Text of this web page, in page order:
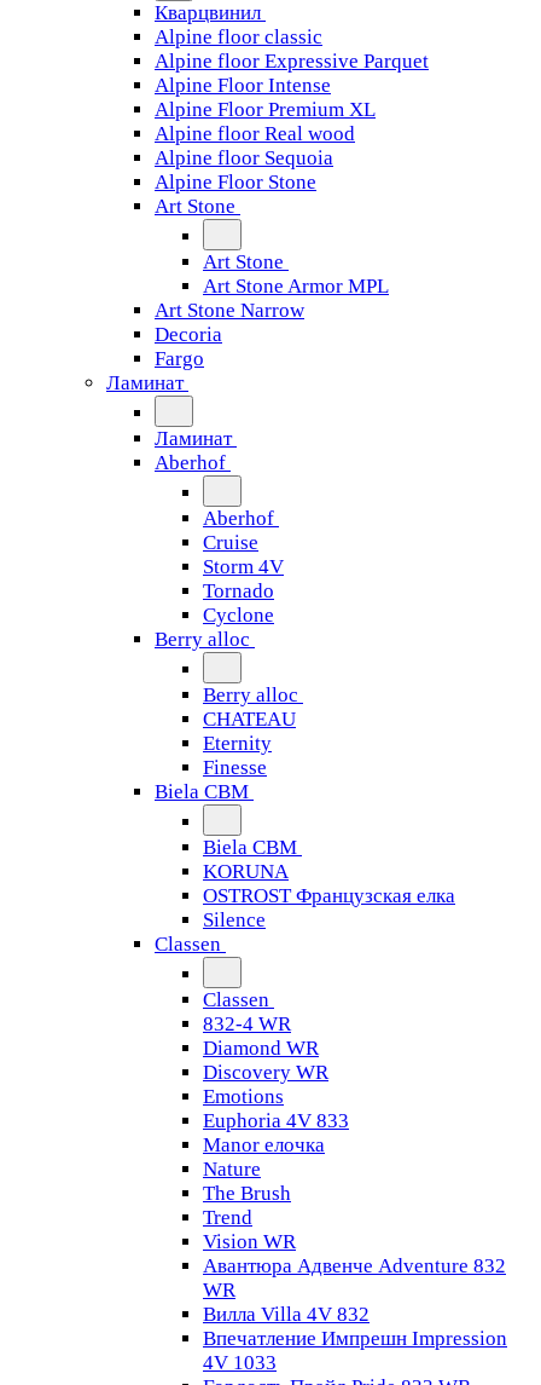
Кварцвинил
Alpine floor classic
Alpine floor Expressive Parquet
Alpine Floor Intense
Alpine Floor Premium XL
Alpine floor Real wood
Alpine floor Sequoia
Alpine Floor Stone
Art Stone
Art Stone
Art Stone Armor MPL
Art Stone Narrow
Decoria
Fargo
Ламинат
Ламинат
Aberhof
Aberhof
Cruise
Storm 4V
Tornado
Сyclone
Berry alloc
Berry alloc
CHATEAU
Eternity
Finesse
Biela CBM
Biela CBM
KORUNA
OSTROST Французская елка
Silence
Classen
Classen
832-4 WR
Diamond WR
Discovery WR
Emotions
Euphoria 4V 833
Manor елочка
Nature
The Brush
Trend
Vision WR
Авантюра Адвенче Adventure 832
WR
Вилла Villa 4V 832
Впечатление Импрешн Impression
4V 1033